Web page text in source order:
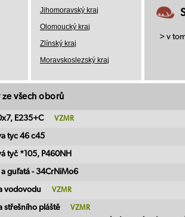
Jihomoravský kraj
Olomoucký kraj
Zlínský kraj
Moravskoslezský kraj
> v
všech oborů
E235+C VZMR
tyc 46 c45
tyč *105, P460NH
a guľatá - 34CrNiMo6
vodovodu VZMR
střešního pláště VZMR